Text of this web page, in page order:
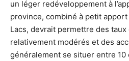
un léger redéveloppement à
province, combiné à petit apport
Lacs, devrait permettre des
relativement modérés et des
généralement se situer entre 10